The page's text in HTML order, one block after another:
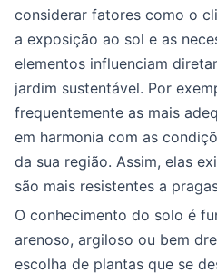
considerar fatores como o
a exposição ao sol e as
elementos influenciam
jardim sustentável. Por
frequentemente as mais
em harmonia com as
da sua região. Assim, elas
são mais resistentes a
O conhecimento do solo é
arenoso, argiloso ou bem
escolha de plantas que se